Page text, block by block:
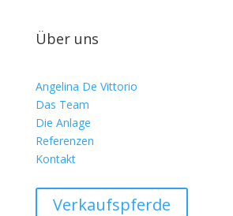
Über uns
Angelina De Vittorio
Das Team
Die Anlage
Referenzen
Kontakt
Verkaufspferde